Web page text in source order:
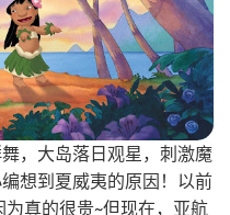
，大岛落日观星，刺激魔
想到夏威夷的原因！以前
真的很贵~但现在，亚航